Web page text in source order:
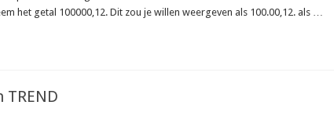
het getal 100000,12. Dit zou je willen weergeven als 100.00,12. als …
TREND